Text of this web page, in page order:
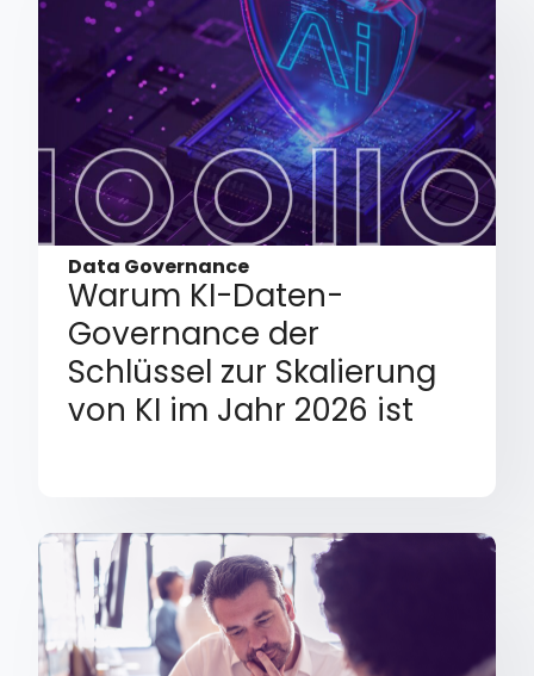
Data Governance
Warum KI-Daten-
Governance der
Schlüssel zur Skalierung
von KI im Jahr 2026 ist